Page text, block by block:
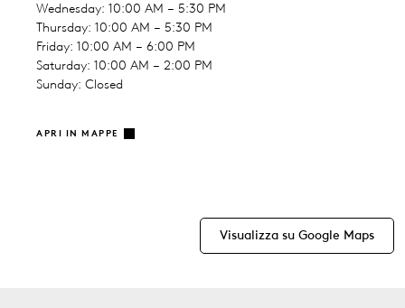
Wednesday: 10:00 AM – 5:30 PM
Thursday: 10:00 AM – 5:30 PM
Friday: 10:00 AM – 6:00 PM
Saturday: 10:00 AM – 2:00 PM
Sunday: Closed
APRI IN MAPPE
Visualizza su Google Maps